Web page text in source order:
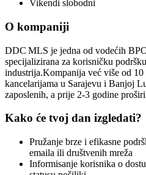
Vikendi slobodni
O kompaniji
DDC MLS je jedna od vodećih
specijalizirana za korisničku
industrija.Kompanija već više od
kancelarijama u Sarajevu i Banjoj
zaposlenih, a prije 2-3 godine
Kako će tvoj dan izgledati?
Pružanje brze i efikasne
emaila ili društvenih mreža
Informisanje korisnika o